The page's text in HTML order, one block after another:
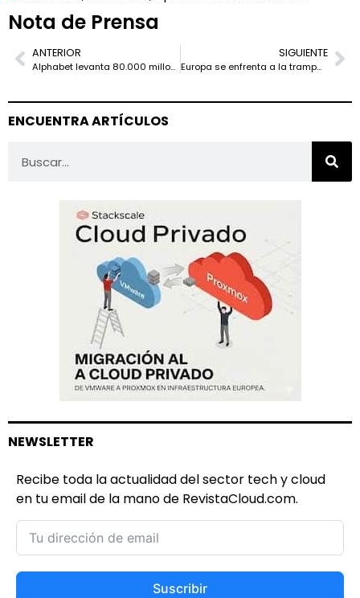
Nota de Prensa
ANTERIOR
Alphabet levanta 80.000 millones para IA y muestra el verdadero coste de la carrera tecnológica
SIGUIENTE
Europa se enfrenta a la trampa de comprar soberanía digital con etiqueta americana
ENCUENTRA ARTÍCULOS
NEWSLETTER
Recibe toda la actualidad del sector tech y cloud
en tu email de la mano de RevistaCloud.com.
Suscribir